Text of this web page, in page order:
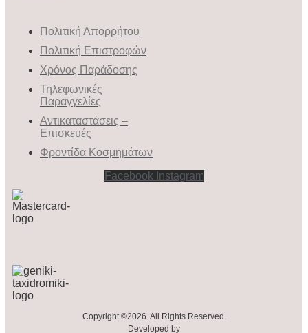
Πολιτική Απορρήτου
Πολιτική Επιστροφών
Χρόνος Παράδοσης
Τηλεφωνικές
Παραγγελίες
Αντικαταστάσεις –
Επισκευές
Φροντίδα Κοσμημάτων
Facebook Instagram
Copyright ©2026. All Rights Reserved.
Developed by